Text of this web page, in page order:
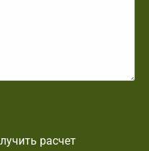
расчет